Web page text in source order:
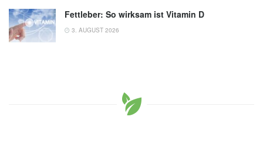
Fettleber: So wirksam ist Vitamin D
3. AUGUST 2026